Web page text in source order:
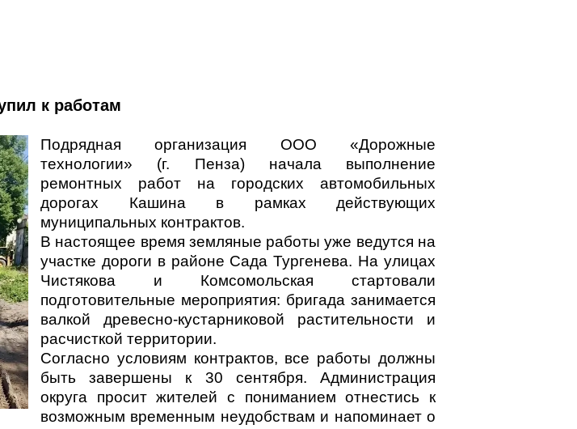
к работам
Подрядная организация ООО «Дорожные
технологии» (г. Пенза) начала выполнение
ремонтных работ на городских автомобильных
дорогах Кашина в рамках действующих
муниципальных контрактов.
В настоящее время земляные работы уже ведутся на
участке дороги в районе Сада Тургенева. На улицах
Чистякова и Комсомольская стартовали
подготовительные мероприятия: бригада занимается
валкой древесно-кустарниковой растительности и
расчисткой территории.
Согласно условиям контрактов, все работы должны
быть завершены к 30 сентября. Администрация
округа просит жителей с пониманием отнестись к
возможным временным неудобствам и напоминает о